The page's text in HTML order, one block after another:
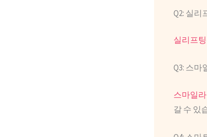
Q2: 실리
실리프팅
Q3: 스마
스마일
갈 수 있